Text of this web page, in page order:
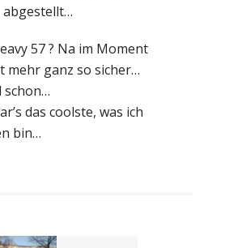
abgestellt…
57 ? Na im Moment
mehr ganz so sicher…
schon…
das coolste, was ich
bin…